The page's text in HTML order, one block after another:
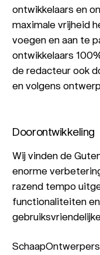
ontwikkelaars en
maximale vrijheid
voegen en aan te
ontwikkelaars
de redacteur ook
en volgens
Doorontwikkeling
Wij vinden de
enorme
razend tempo
functionaliteiten